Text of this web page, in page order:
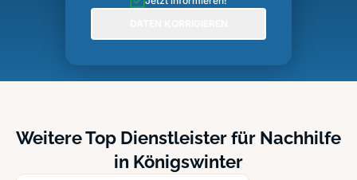
Weitere Top Dienstleister für Nachhilfe
in Königswinter